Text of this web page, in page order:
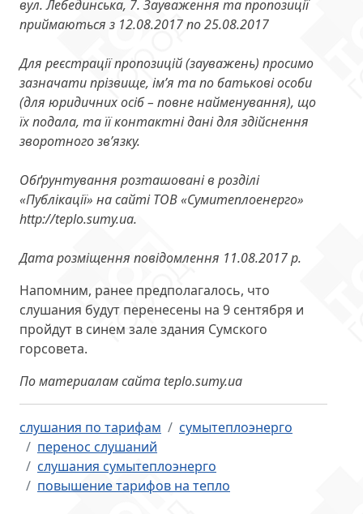
вул. Лебединська, 7. Зауваження та пропозиції
приймаються з 12.08.2017 по 25.08.2017
Для реєстрації пропозицій (зауважень) просимо
зазначати прізвище, ім’я та по батькові особи
(для юридичних осіб – повне найменування), що
їх подала, та її контактні дані для здійснення
зворотного зв’язку.
Обґрунтування розташовані в розділі
«Публікації» на сайті ТОВ «Сумитеплоенерго»
http://teplo.sumy.ua.
Дата розміщення повідомлення 11.08.2017 р.
Напомним, ранее предполагалось, что
слушания будут перенесены на 9 сентября и
пройдут в синем зале здания Сумского
горсовета.
По материалам сайта teplo.sumy.ua
слушания по тарифам
сумытеплоэнерго
перенос слушаний
слушания сумытеплоэнерго
повышение тарифов на тепло